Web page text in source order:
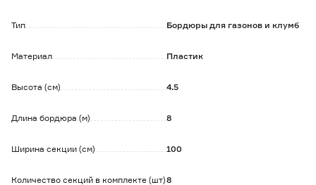
долговечность и устойчивость к внешним воздействиям;
смещение;
для обрамления любых геометрических форм;
полива.
Тип Бордюры для газонов и клумб
Материал Пластик
Высота (см) 4.5
Длина бордюра (м) 8
Ширина секции (см) 100
Количество секций в комплекте (шт)8